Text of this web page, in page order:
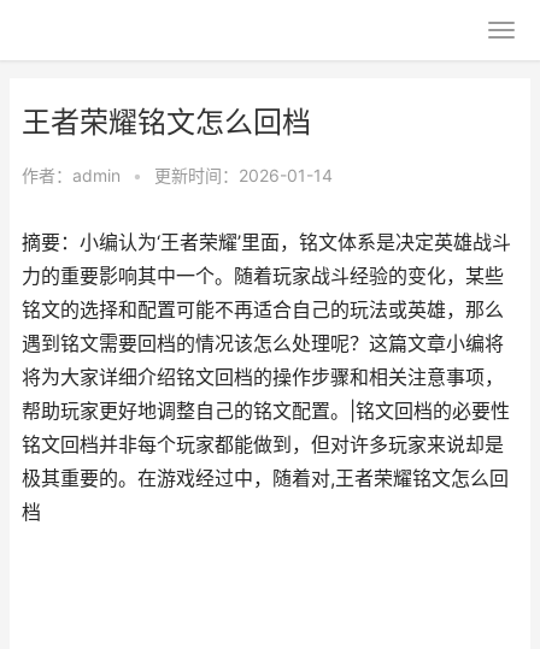
王者荣耀铭文怎么回档
作者： admin • 更新时间：2026-01-14
摘要：小编认为‘王者荣耀’里面，铭文体系是决定英雄战斗
力的重要影响其中一个。随着玩家战斗经验的变化，某些
铭文的选择和配置可能不再适合自己的玩法或英雄，那么
遇到铭文需要回档的情况该怎么处理呢？这篇文章小编将
将为大家详细介绍铭文回档的操作步骤和相关注意事项，
帮助玩家更好地调整自己的铭文配置。|铭文回档的必要性
铭文回档并非每个玩家都能做到，但对许多玩家来说却是
极其重要的。在游戏经过中，随着对,王者荣耀铭文怎么回
档